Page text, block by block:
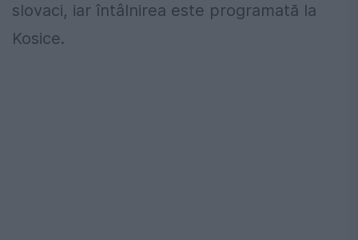
slovaci, iar întâlnirea este programată la
Kosice.